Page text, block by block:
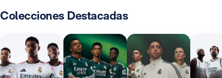
Colecciones Destacadas